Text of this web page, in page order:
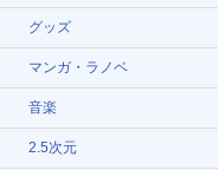
グッズ
マンガ・ラノベ
音楽
2.5次元